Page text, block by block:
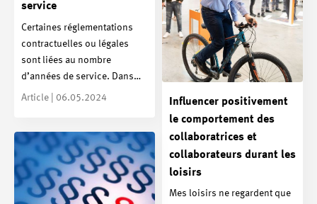
service
Certaines réglementations
contractuelles ou légales
sont liées au nombre
d’années de service. Dans…
Article | 06.05.2024
Influencer positivement
le comportement des
collaboratrices et
collaborateurs durant les
loisirs
Mes loisirs ne regardent que